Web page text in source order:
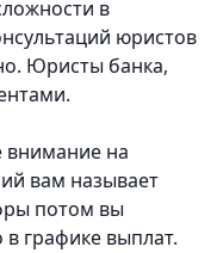
в
юристов
Юристы банка,
внимание на
вам называет
потом вы
графике выплат.